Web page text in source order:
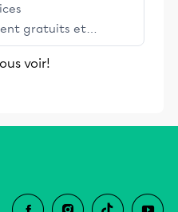
gratuits et
engage les élèves
la réussite
voir!